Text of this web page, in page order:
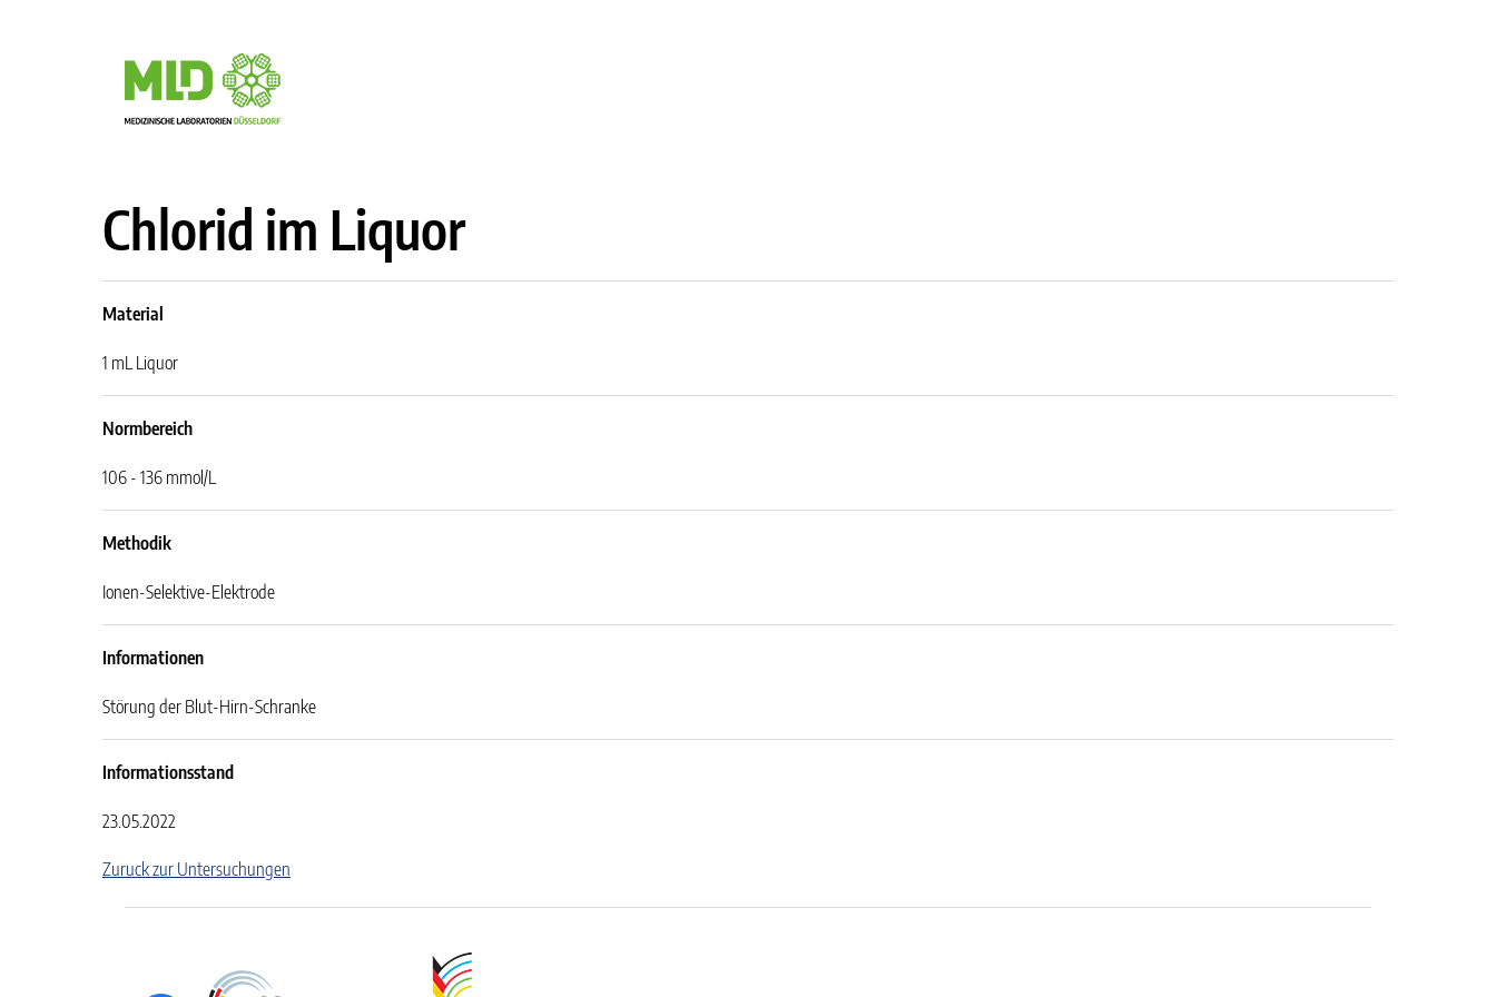
Chlorid im Liquor
Material
1 mL Liquor
Normbereich
106 - 136 mmol/L
Methodik
Ionen-Selektive-Elektrode
Informationen
Störung der Blut-Hirn-Schranke
Informationsstand
23.05.2022
Zuruck zur Untersuchungen